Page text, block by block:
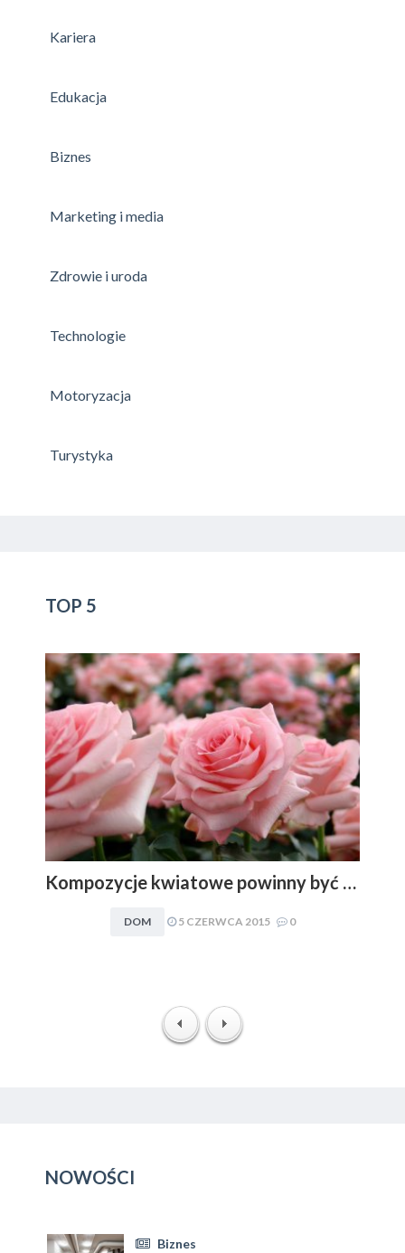
Kariera
Edukacja
Biznes
Marketing i media
Zdrowie i uroda
Technologie
Motoryzacja
Turystyka
TOP 5
Kompozycje kwiatowe powinny być dopasowywane do charakteru i stylu aranżacyjnego wnętrza. Obowiązuje zasada: im mniej, tym lepiej
DOM 5 CZERWCA 2015 0
NOWOŚCI
Biznes